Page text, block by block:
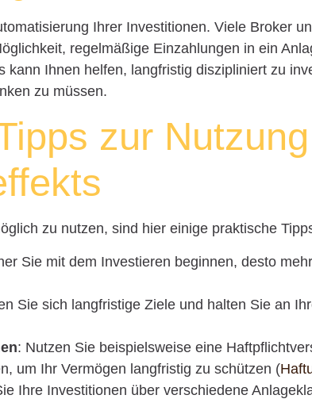
Ihrer Investitionen. Viele Broker
regelmäßige Einzahlungen in ein
kann Ihnen helfen, langfristig diszipliniert zu
zu müssen.
zur
zu nutzen, sind hier einige praktische
Sie mit dem Investieren beginnen, desto
Sie sich langfristige Ziele und halten Sie an
: Nutzen Sie beispielsweise eine
um Ihr Vermögen langfristig zu schützen (
Ihre Investitionen über verschiedene